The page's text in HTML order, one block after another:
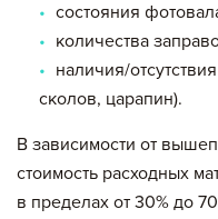
состояния
количества
наличия/
сколов, царапин).
В зависимости от
стоимость расходных
в пределах от 30% до